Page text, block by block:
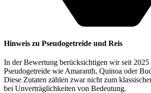
Hinweis zu Pseudogetreide und Reis
In der Bewertung berücksichtigen wir seit 2025
Pseudogetreide wie Amaranth, Quinoa oder
Diese Zutaten zählen zwar nicht zum
bei Unverträglichkeiten von Bedeutung.